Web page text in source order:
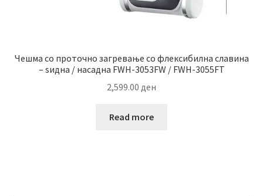
Чешма со проточно загревање со флексибилна славина
– ѕидна / насадна FWH-3053FW / FWH-3055FT
2,599.00 ден
Read more